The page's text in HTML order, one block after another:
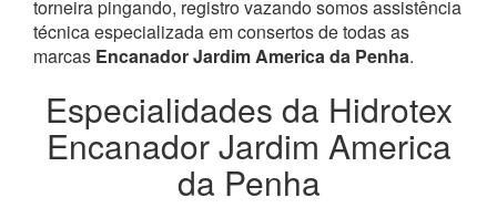
torneira pingando, registro vazando somos assistência
técnica especializada em consertos de todas as
marcas Encanador Jardim America da Penha.
Especialidades da Hidrotex
Encanador Jardim America
da Penha